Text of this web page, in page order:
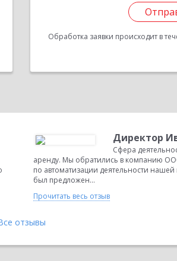
Обработка заявки происходит в
Директор
Сфера
аренду. Мы обратились в компанию
по автоматизации деятельности
был предложен...
Прочитать весь отзыв
отзывы